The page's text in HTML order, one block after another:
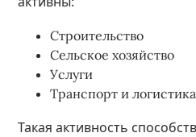
Строительство
Сельское хозяйство
Услуги
Транспорт и логистика
Такая активность